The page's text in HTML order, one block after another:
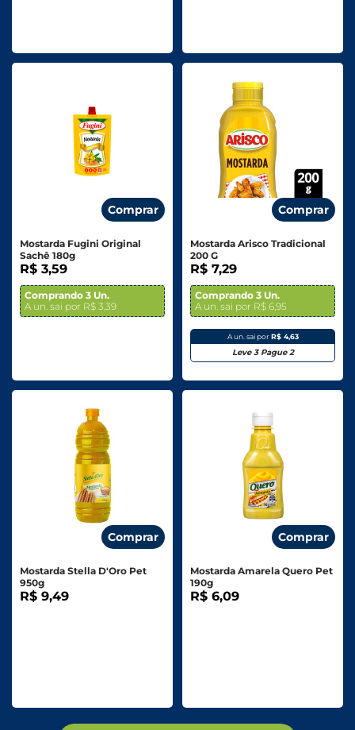
Comprar
Mostarda Fugini Original
Sachê 180g
R$ 3,59
Comprando 3 Un.
A un. sai por R$ 3,39
Comprar
Mostarda Arisco Tradicional
200 G
R$ 7,29
Comprando 3 Un.
A un. sai por R$ 6,95
A un. sai porR$ 4,63
Leve 3 Pague 2
Comprar
Mostarda Stella D'Oro Pet
950g
R$ 9,49
Comprar
Mostarda Amarela Quero Pet
190g
R$ 6,09